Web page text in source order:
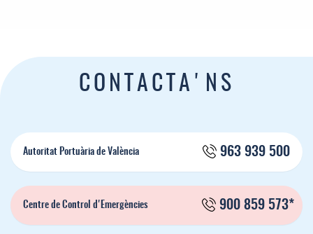
CONTACTA'NS
Autoritat Portuària de València 963 939 500
Centre de Control d'Emergències 900 859 573*